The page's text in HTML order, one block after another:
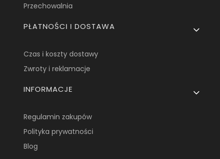
Przechowalnia
PŁATNOŚCI I DOSTAWA
Czas i koszty dostawy
Zwroty i reklamacje
INFORMACJE
Regulamin zakupów
Polityka prywatności
Blog